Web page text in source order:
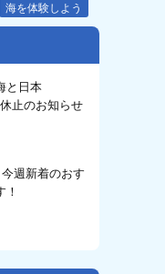
海を体験しよう
と日本
止のお知らせ
今週新着のおす
！